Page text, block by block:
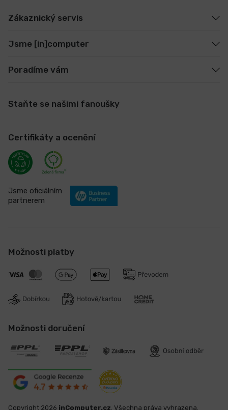
Zákaznický servis
Jsme [in]computer
Poradíme vám
Staňte se našimi fanoušky
Certifikáty a ocenění
Jsme oficiálním
partnerem
Možnosti platby
Možnosti doručení
Copyright 2026 inComputer.cz. Všechna práva vyhrazena.